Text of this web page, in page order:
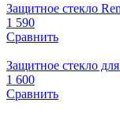
Защитное стекло
1 590
Сравнить
Защитное стекло
1 600
Сравнить